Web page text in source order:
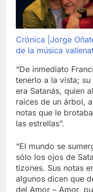
Crónica |Jorge
de la música
“De inmediato
tenerlo a la vista;
era Satanás, quien
raíces de un árbol,
notas que le
las estrellas”.
“El mundo se
sólo los ojos de
tizones. Sus notas
algunos dicen que
del Amor – Amor,